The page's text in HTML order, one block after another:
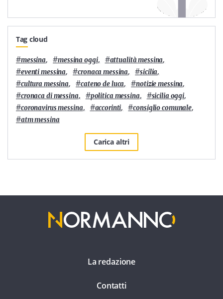
Tag cloud
#messina, #messina oggi, #attualità messina,
#eventi messina, #cronaca messina, #sicilia,
#cultura messina, #cateno de luca, #notizie messina,
#cronaca di messina, #politica messina, #sicilia oggi,
#coronavirus messina, #accorinti, #consiglio comunale,
#atm messina
Carica altri
La redazione
Contatti